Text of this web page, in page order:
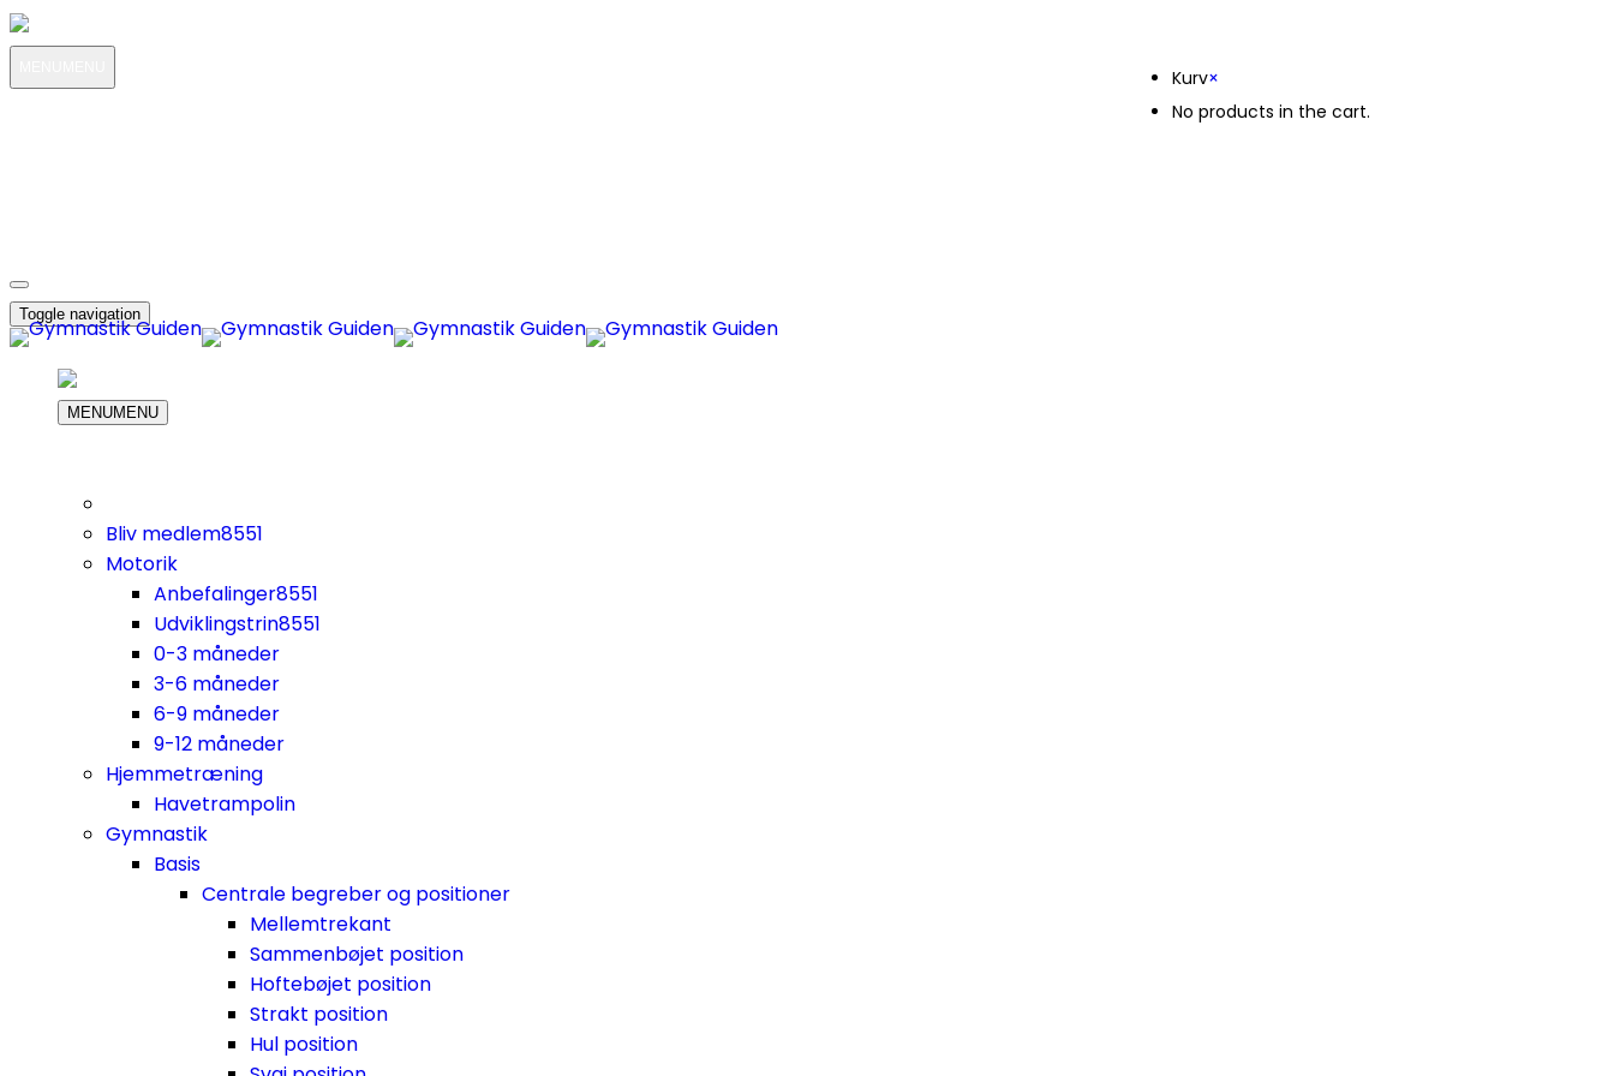
Kurv×
No products in the cart.
Toggle navigation
MENUMENU
Bliv medlem8551
Motorik
Anbefalinger8551
Udviklingstrin8551
0-3 måneder
3-6 måneder
6-9 måneder
9-12 måneder
Hjemmetræning
Havetrampolin
Gymnastik
Basis
Centrale begreber og positioner
Mellemtrekant
Sammenbøjet position
Hoftebøjet position
Strakt position
Hul position